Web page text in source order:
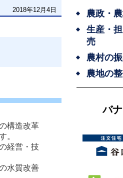
2018年12月4日
構造改革
。
経営・技
水質改善
農政・
生産・
売
農村の
農地の
バ